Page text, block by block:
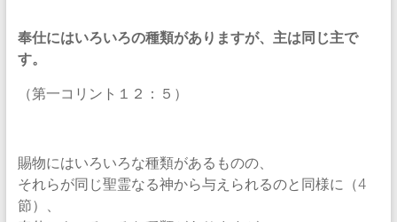
奉仕にはいろいろの種類がありますが、主は同じ主で
す。
（第一コリント１２：５）
賜物にはいろいろな種類があるものの、
それらが同じ聖霊なる神から与えられるのと同様に（4
節）、